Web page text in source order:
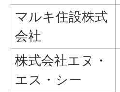
マルキ住設株式
会社
株式会社エヌ・
エス・シー